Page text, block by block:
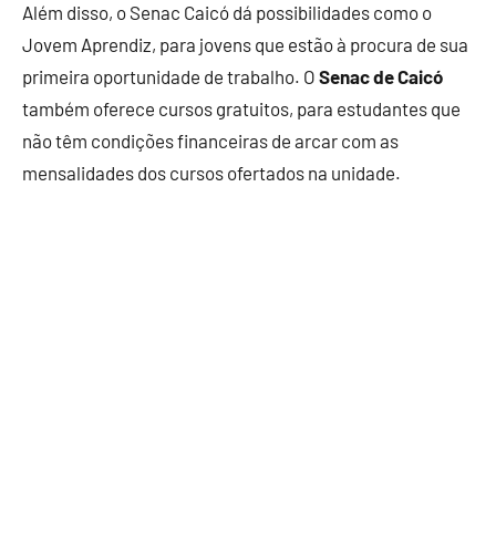
Além disso, o Senac Caicó dá possibilidades como o
Jovem Aprendiz, para jovens que estão à procura de sua
primeira oportunidade de trabalho. O Senac de Caicó
também oferece cursos gratuitos, para estudantes que
não têm condições financeiras de arcar com as
mensalidades dos cursos ofertados na unidade.